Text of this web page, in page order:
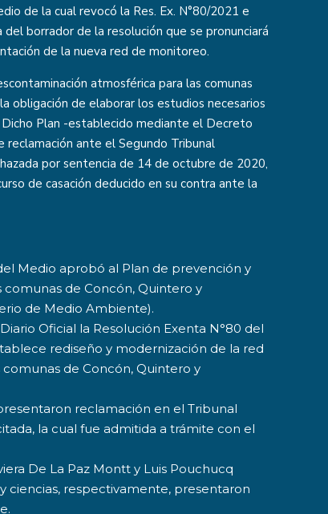
de la cual revocó la Res. Ex. N°80/2021 e
borrador de la resolución que se pronunciará
de la nueva red de monitoreo.
atmosférica para las comunas
obligación de elaborar los estudios necesarios
Plan -establecido mediante el Decreto
ante el Segundo Tribunal
por sentencia de 14 de octubre de 2020,
de casación deducido en su contra ante la
Medio aprobó al Plan de prevención y
de Concón, Quintero y
de Medio Ambiente).
Oficial la Resolución Exenta N°80 del
rediseño y modernización de la red
de Concón, Quintero y
reclamación en el Tribunal
la cual fue admitida a trámite con el
De La Paz Montt y Luis Pouchucq
ciencias, respectivamente, presentaron